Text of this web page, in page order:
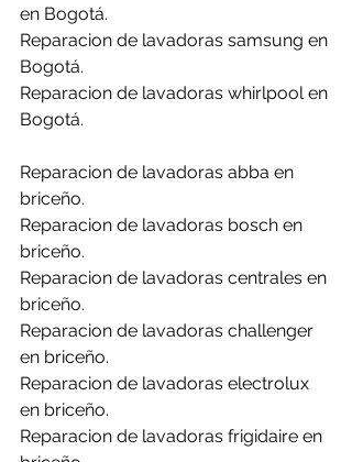
en Bogotá.
Reparacion de lavadoras samsung en
Bogotá.
Reparacion de lavadoras whirlpool en
Bogotá.
Reparacion de lavadoras abba en
briceño.
Reparacion de lavadoras bosch en
briceño.
Reparacion de lavadoras centrales en
briceño.
Reparacion de lavadoras challenger
en briceño.
Reparacion de lavadoras electrolux
en briceño.
Reparacion de lavadoras frigidaire en